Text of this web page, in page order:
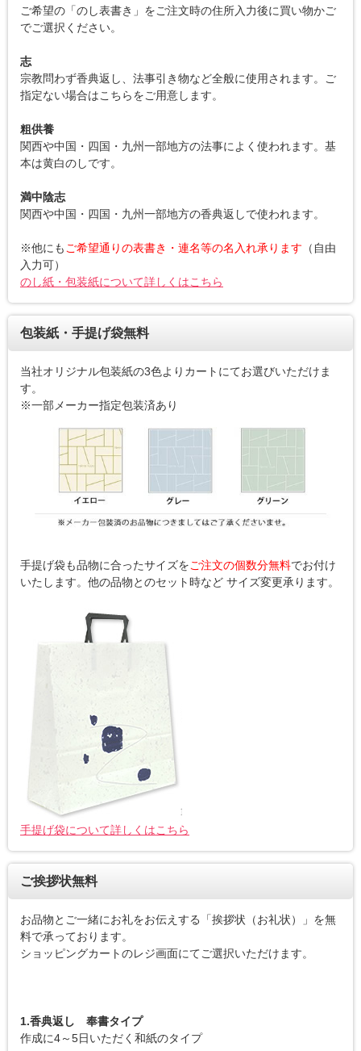
ご希望の「のし表書き」をご注文時の住所入力後に買い物かご
でご選択ください。
志
宗教問わず香典返し、法事引き物など全般に使用されます。ご
指定ない場合はこちらをご用意します。
粗供養
関西や中国・四国・九州一部地方の法事によく使われます。基
本は黄白のしです。
満中陰志
関西や中国・四国・九州一部地方の香典返しで使われます。
※他にも ご希望通りの表書き・連名等の名入れ承ります （自由
入力可）
のし紙・包装紙について詳しくはこちら
包装紙・手提げ袋無料
当社オリジナル包装紙の3色よりカートにてお選びいただけま
す。
※一部メーカー指定包装済あり
手提げ袋も品物に合ったサイズをご注文の個数分無料でお付け
いたします。他の品物とのセット時など サイズ変更承ります。
手提げ袋について詳しくはこちら
ご挨拶状無料
お品物とご一緒にお礼をお伝えする「挨拶状（お礼状）」を無
料で承っております。
ショッピングカートのレジ画面にてご選択いただけます。
1.香典返し 奉書タイプ
作成に4～5日いただく和紙のタイプ